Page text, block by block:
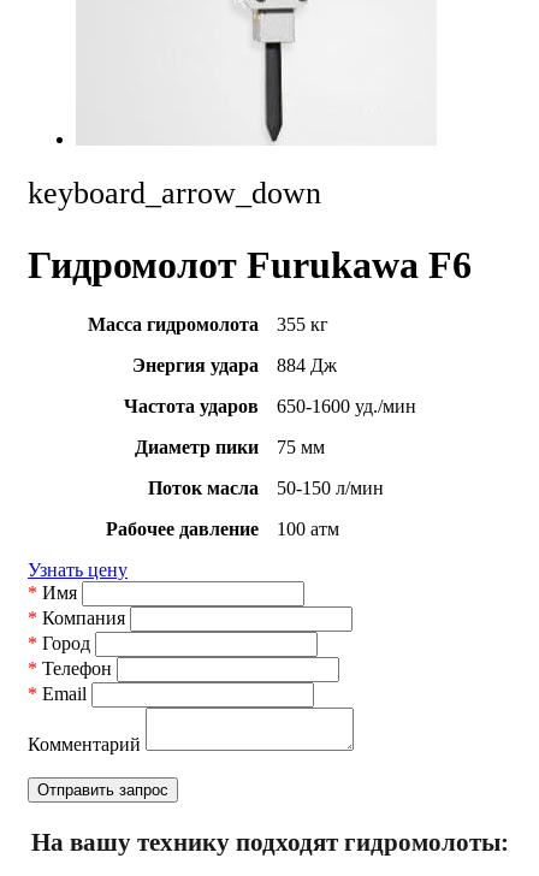
keyboard_arrow_down
Гидромолот Furukawa F6
Масса гидромолота
355 кг
Энергия удара
884 Дж
Частота ударов
650-1600 уд./мин
Диаметр пики
75 мм
Поток масла
50-150 л/мин
Рабочее давление
100 атм
Узнать цену
* Имя
* Компания
* Город
* Телефон
* Email
Комментарий
На вашу технику подходят гидромолоты: